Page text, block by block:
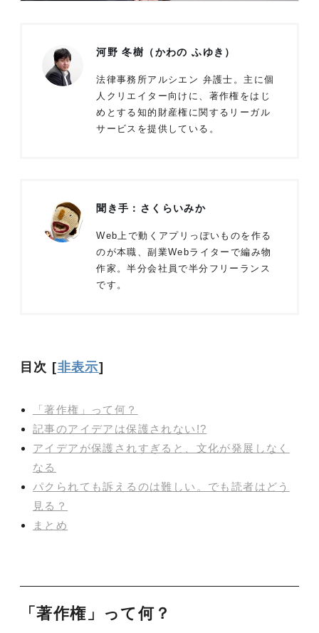
河野 冬樹（かわの ふゆき）
法律事務所アルシエン 弁護士。主に個
人クリエイター向けに、著作権をはじ
めとする知的財産権に関するリーガル
サービスを提供している。
聞き手：さくらいみか
Web上で動くアプリっぽいものを作る
のが本職、副業Webライターで編み物
作家。半分会社員で半分フリーランス
です。
目次 [非表示]
「著作権」って何？
記事のアイデアは保護されない!?
アイデアが保護されすぎると、文化が発展しなく
なる
パクられても訴えるのは難しい。でも読者はどう
見る？
まとめ
「著作権」って何？